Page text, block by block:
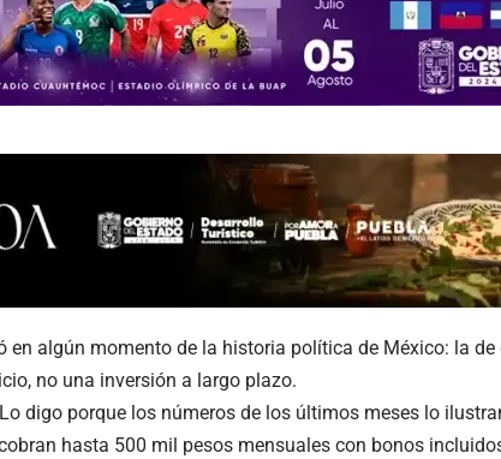
en algún momento de la historia política de México: la
no una inversión a largo plazo.
digo porque los números de los últimos meses lo
hasta 500 mil pesos mensuales con bonos